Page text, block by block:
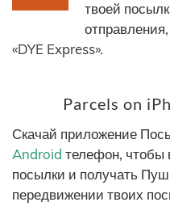
твоей
«DYE Express».
Parcels on
Скачай приложение
Android телефон, чтобы
посылки и получать
передвижении твоих